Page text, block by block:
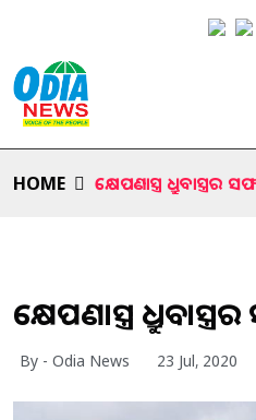
HOME କ୍ଷେପଣାସ୍ତ୍ର ଧ୍ରୁବାସ୍ତ୍ରର
କ୍ଷେପଣାସ୍ତ୍ର
By - Odia News 23 Jul, 2020